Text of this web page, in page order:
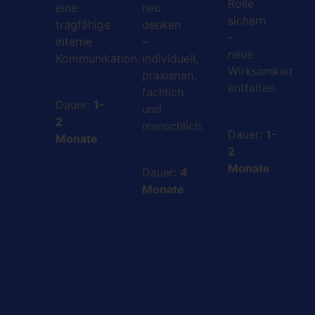
eine
tragfähige
interne
Kommunikation.
Dauer: 1-
2
Monate
neu
denken
individuell,
praxisnah,
fachlich
und
menschlich.
Dauer: 4
Monate
Rolle
sichern
neue
Wirksamkeit
entfalten.
Dauer: 1-
2
Monate